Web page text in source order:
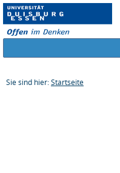
Sie sind hier: Startseite